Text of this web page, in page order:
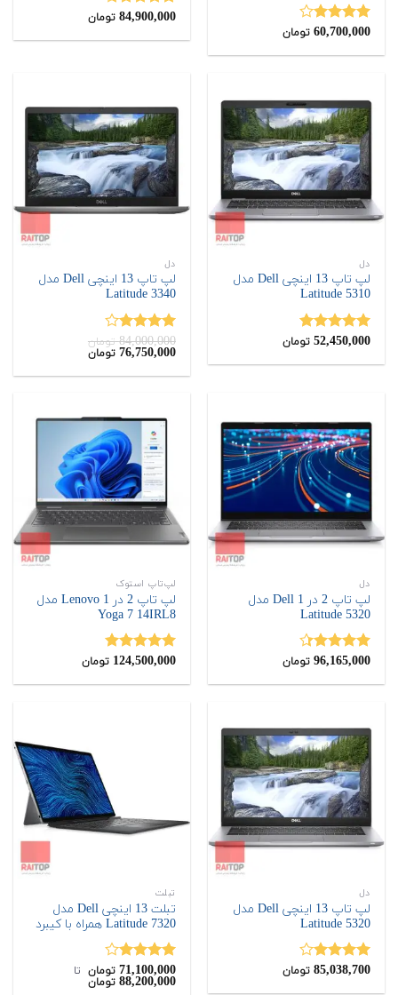
نمره
60,700,000 تومان
نمره4.50
84,900,000 تومان
دل
لپ تاپ 13 اینچی Dell مدل
Latitude 5310
نمره5.00
52,450,000 تومان
دل
لپ تاپ 13 اینچی Dell مدل
Latitude 3340
نمره
4.00از 5
84,000,000 تومان
قیمت
اصلی:
84,000,000
76,750,000 تومانقیمت
76,750,000
دل
لپ تاپ 2 در 1 Dell مدل
Latitude 5320
نمره4.33
96,165,000 تومان
لپ‌تاپ استوک
لپ تاپ 2 در 1 Lenovo مدل
Yoga 7 14IRL8
نمره5.00
124,500,000 تومان
دل
لپ تاپ 13 اینچی Dell مدل
Latitude 5320
نمره
85,038,700 تومان
تبلت
تبلت 13 اینچی Dell مدل
Latitude 7320 همراه با کیبرد
نمره
4.00از 5
71,100,000 تومان ‌ تا ‌
88,200,000 تومان